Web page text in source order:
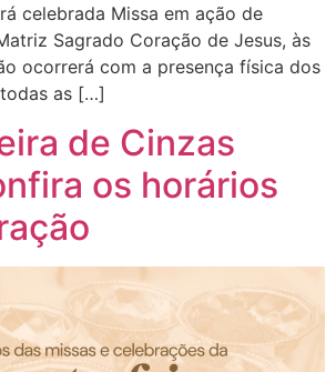
celebrada Missa em ação de
Sagrado Coração de Jesus, às
ocorrerá com a presença física dos
as […]
de Cinzas
os horários